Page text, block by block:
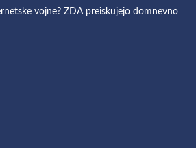
vojne? ZDA preiskujejo domnevno